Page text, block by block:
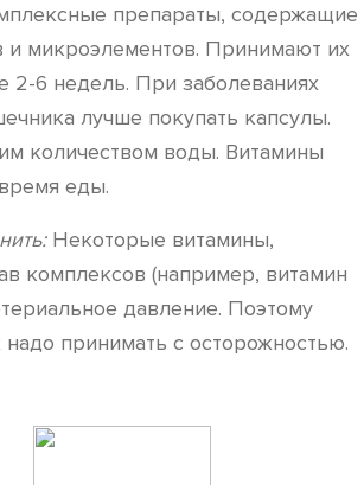
препараты, содержащие
и микроэлементов. Принимают их
2-6 недель. При заболеваниях
лучше покупать капсулы.
количеством воды. Витамины
еды.
Некоторые витамины,
комплексов (например, витамин
давление. Поэтому
надо принимать с осторожностью.